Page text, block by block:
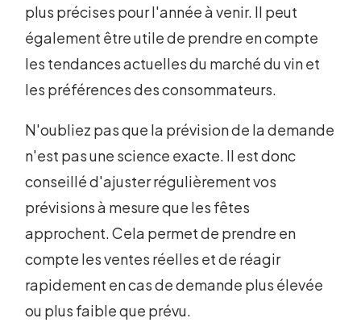
plus précises pour l'année à venir. Il peut
également être utile de prendre en compte
les tendances actuelles du marché du vin et
les préférences des consommateurs.
N'oubliez pas que la prévision de la demande
n'est pas une science exacte. Il est donc
conseillé d'ajuster régulièrement vos
prévisions à mesure que les fêtes
approchent. Cela permet de prendre en
compte les ventes réelles et de réagir
rapidement en cas de demande plus élevée
ou plus faible que prévu.